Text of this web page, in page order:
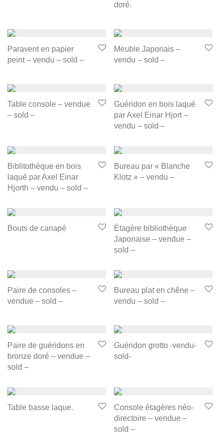
doré.
Paravent en papier
peint – vendu – sold –
Meuble Japonais –
vendu – sold –
Table console – vendue
– sold –
Guéridon en bois laqué
par Axel Einar Hjort –
vendu – sold –
Biblitothèque en bois
laqué par Axel Einar
Hjorth – vendu – sold –
Bureau par « Blanche
Klotz » – vendu –
Bouts de canapé
Étagère bibliothèque
Japonaise – vendue –
sold –
Paire de consoles –
vendue – sold –
Bureau plat en chêne –
vendu – sold –
Paire de guéridons en
bronze doré – vendue –
sold –
Guéridon grotto -vendu-
sold-
Table basse laque.
Console étagères néo-
directoire – vendue –
sold –